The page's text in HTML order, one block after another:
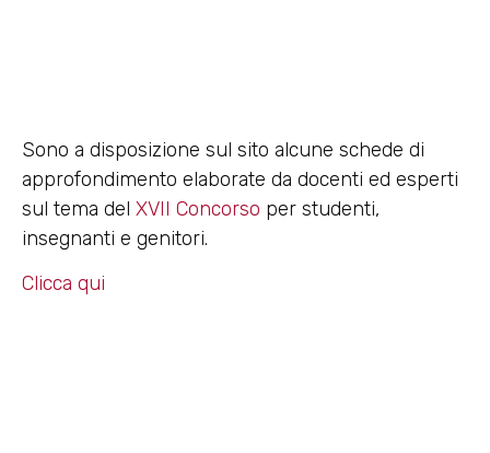
Sono a disposizione sul sito alcune schede di
approfondimento elaborate da docenti ed esperti
sul tema del XVII Concorso per studenti,
insegnanti e genitori.
Clicca qui